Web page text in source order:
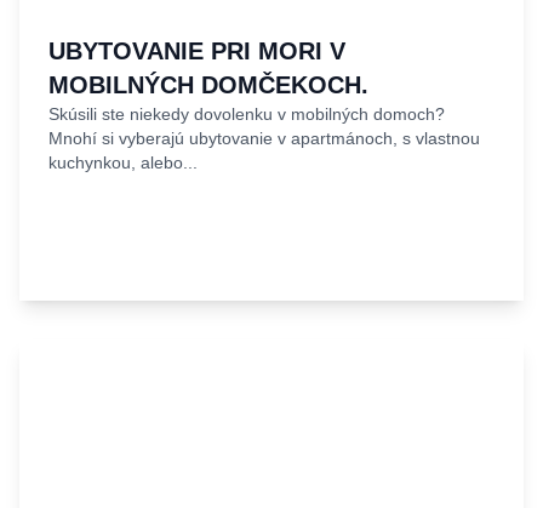
UBYTOVANIE PRI MORI V
MOBILNÝCH DOMČEKOCH.
Skúsili ste niekedy dovolenku v mobilných domoch?
Mnohí si vyberajú ubytovanie v apartmánoch, s vlastnou
kuchynkou, alebo...